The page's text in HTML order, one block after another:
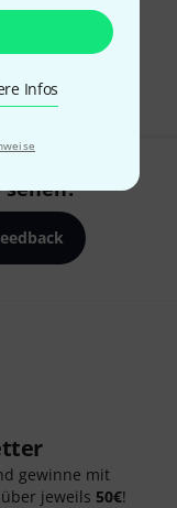
Infos
gewinne mit
über jeweils 50€!